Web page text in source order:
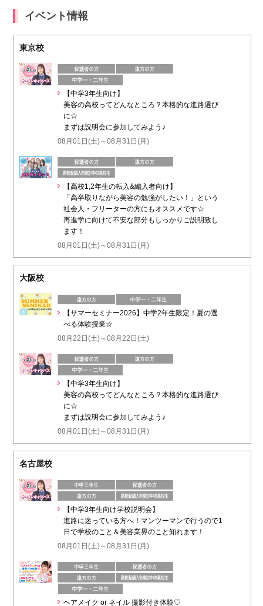
イベント情報
東京校
【中学3年生向け】
美容の高校ってどんなところ？本格的な進路選び
に☆
まずは説明会に参加してみよう♪
08月01日(土)～08月31日(月)
【高校1,2年生の転入&編入者向け】
「高卒取りながら美容の勉強がしたい！」という
社会人・フリーターの方にもオススメです☆
再進学に向けて不安な部分もしっかりご説明致し
ます！
08月01日(土)～08月31日(月)
大阪校
【サマーセミナー2026】中学2年生限定！夏の選
べる体験授業☆
08月22日(土)～08月22日(土)
【中学3年生向け】
美容の高校ってどんなところ？本格的な進路選び
に☆
まずは説明会に参加してみよう♪
08月01日(土)～08月31日(月)
名古屋校
【中学3年生向け学校説明会】
進路に迷っている方へ！マンツーマンで行うので1
日で学校のこと＆美容業界のこと知れます！
08月01日(土)～08月31日(月)
ヘアメイク or ネイル 撮影付き体験♡